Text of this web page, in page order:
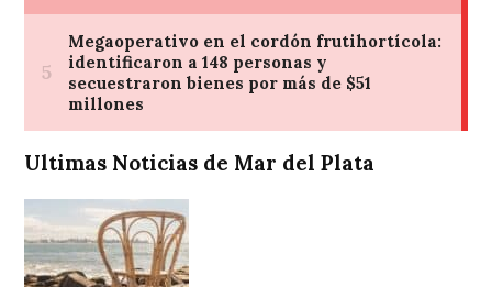
Ultimas Noticias de Mar del Plata